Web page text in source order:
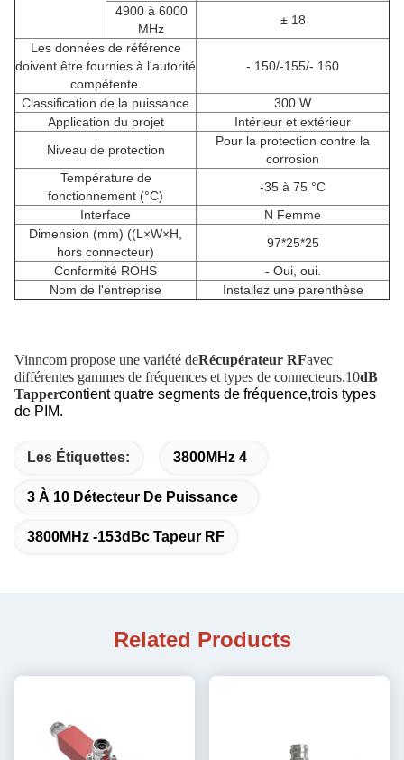
4900 à 6000
MHz
± 18
Les données de référence
doivent être fournies à l'autorité
compétente.
- 150/-155/- 160
Classification de la puissance
300 W
Application du projet
Intérieur et extérieur
Niveau de protection
Pour la protection contre la
corrosion
Température de
fonctionnement (°C)
-35 à 75 °C
Interface
N Femme
Dimension (mm) ((L×W×H,
hors connecteur)
97*25*25
Conformité ROHS
- Oui, oui.
Nom de l'entreprise
Installez une parenthèse
Vinncom propose une variété deRécupérateur RFavec
différentes gammes de fréquences et types de connecteurs.10dB
Tappercontient quatre segments de fréquence,trois types
de PIM.
Les Étiquettes: 3800MHz 4
3 À 10 Détecteur De Puissance
3800MHz -153dBc Tapeur RF
Related Products